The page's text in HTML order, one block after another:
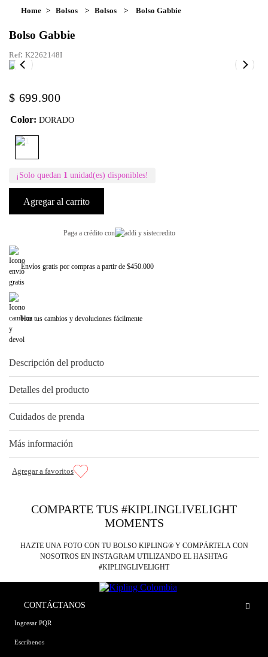
Bolsos Bolsos Bolso Gabbie
Bolso Gabbie
: K2262148I
$ 699.900
Color: DORADO
¡Solo quedan 1 unidad(es) disponibles!
Agregar al carrito
Paga a crédito con
Envíos gratis por compras a partir de $450.000
Haz tus cambios y devoluciones fácilmente
Descripción del producto
Detalles del producto
Cuidados de prenda
Más información
COMPARTE TUS #KIPLINGLIVELIGHT
MOMENTS
HAZTE UNA FOTO CON TU BOLSO KIPLING® Y COMPÁRTELA CON
NOSOTROS EN INSTAGRAM UTILIZANDO EL HASHTAG
#KIPLINGLIVELIGHT
CONTÁCTANOS
Ingresar PQR
Escríbenos